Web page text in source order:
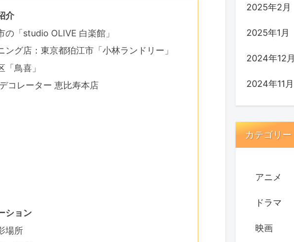
介
「studio OLIVE 白楽館」
グ店：東京都狛江市「小林ランドリー」
鳥喜」
コレーター 恵比寿本店
ション
場所
2025年2月
2025年1月
2024年12月
2024年11月
カテゴリー
アニメ
ドラマ
映画